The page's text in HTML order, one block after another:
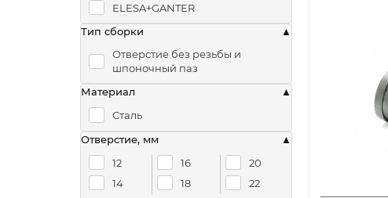
ELESA+GANTER
Тип сборки
Отверстие без резьбы и
шпоночный паз
Материал
Сталь
Отверстие, мм
12
14
16
18
20
22